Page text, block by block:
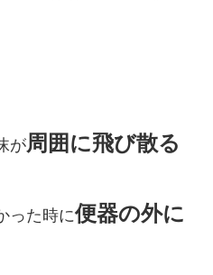
が周囲に飛び散る
った時に便器の外に